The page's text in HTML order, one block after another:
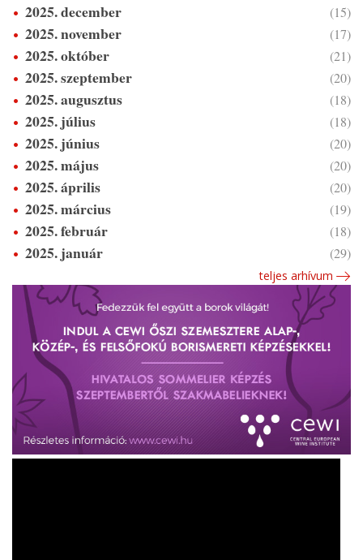
2025. december (15)
2025. november (17)
2025. október (21)
2025. szeptember (20)
2025. augusztus (18)
2025. július (18)
2025. június (20)
2025. május (20)
2025. április (20)
2025. március (19)
2025. február (18)
2025. január (29)
teljes arhívum